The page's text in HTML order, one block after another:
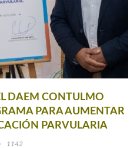
DAEM CONTULMO
PARA AUMENTAR
PARVULARIA
1142